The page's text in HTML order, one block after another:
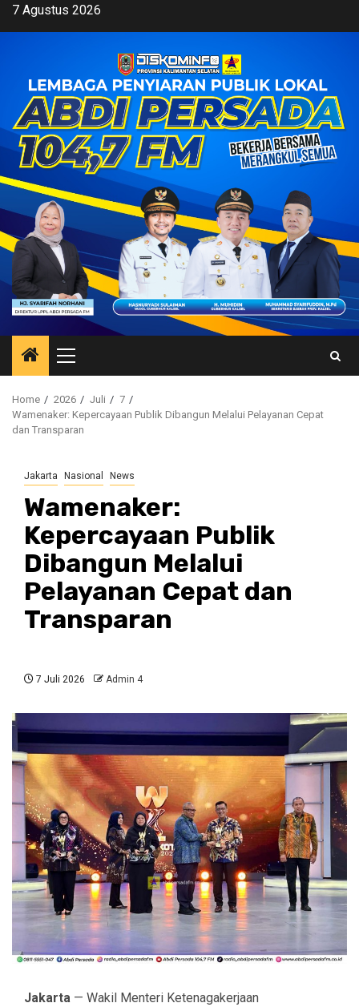
Skip7 Agustus 2026
Primary
Menu
Home 2026 Juli
7
Wamenaker: Kepercayaan Publik Dibangun Melalui Pelayanan Cepat
dan Transparan
Jakarta Nasional News
Wamenaker:
Kepercayaan Publik
Dibangun Melalui
Pelayanan Cepat dan
Transparan
7 Juli 2026 Admin 4
Jakarta — Wakil Menteri Ketenagakerjaan